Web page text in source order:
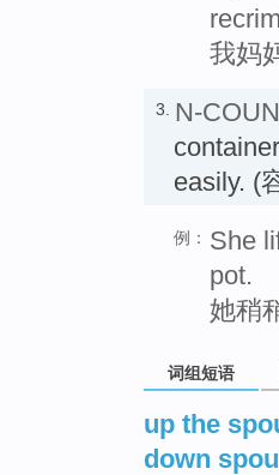
我妈
3. N-
easily. (
例： She
pot.
她稍
词组短语
up the
down